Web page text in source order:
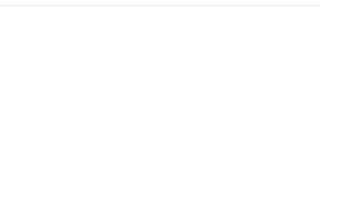
werden. Daher werden teilweise sehr hohe
zum großen Teil rasch wieder ausgeschieden
Moderner Forschung ist es gelungen, dieses